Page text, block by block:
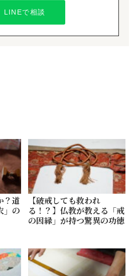
LINEで相談
？道
」の
【破戒しても救われ
る！？】仏教が教える「戒
の因縁」が持つ驚異の功徳